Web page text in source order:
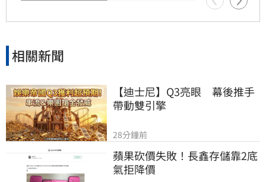
相關新聞
【迪士尼】Q3亮眼　幕後推手
帶動雙引擎
28分鐘前
蘋果砍價失敗！長鑫存儲靠2底
氣拒降價